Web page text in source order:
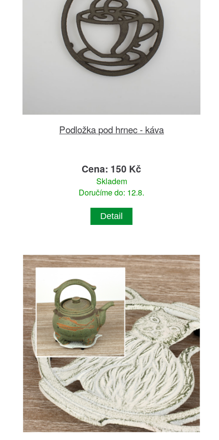
Podložka pod hrnec - káva
Cena: 150 Kč
Skladem
Doručíme do: 12.8.
Detail